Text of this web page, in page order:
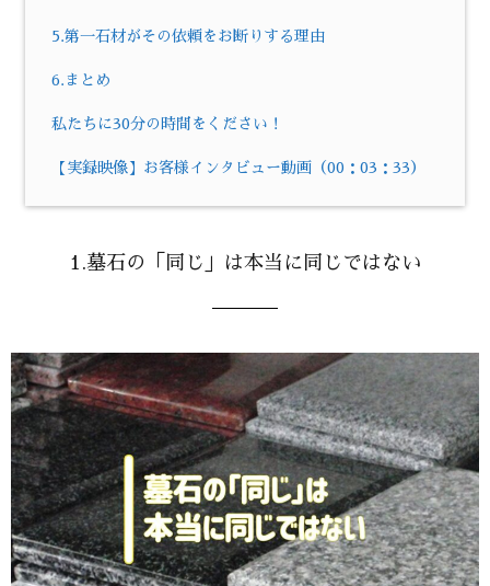
5.第一石材がその依頼をお断りする理由
6.まとめ
私たちに30分の時間をください！
【実録映像】お客様インタビュー動画（00：03：33）
1.墓石の「同じ」は本当に同じではない